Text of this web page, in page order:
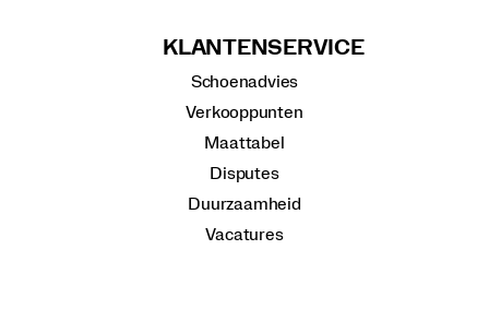
KLANTENSERVICE
Schoenadvies
Verkooppunten
Maattabel
Disputes
Duurzaamheid
Vacatures